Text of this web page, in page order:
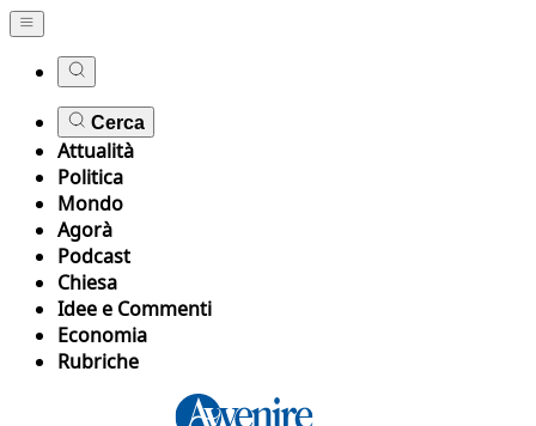
Cerca
Attualità
Politica
Mondo
Agorà
Podcast
Chiesa
Idee e Commenti
Economia
Rubriche